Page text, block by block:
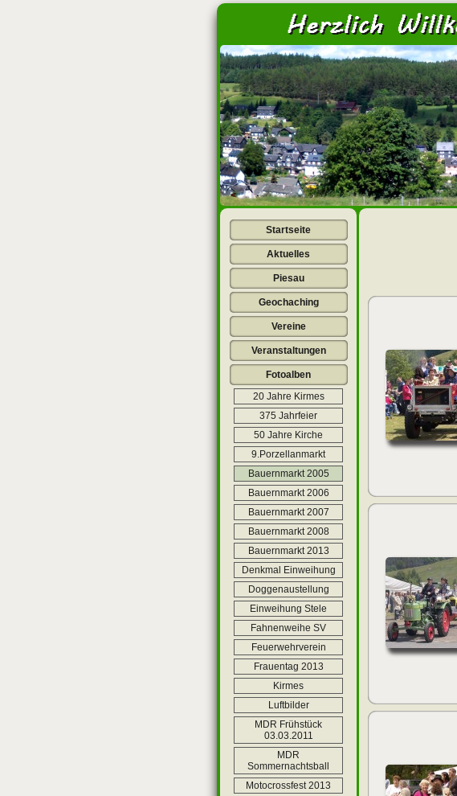
<
Startseite
Aktuelles
Piesau
Geochaching
Vereine
Veranstaltungen
Fotoalben
20 Jahre Kirmes
375 Jahrfeier
50 Jahre Kirche
9.Porzellanmarkt
Bauernmarkt 2005
Bauernmarkt 2006
Bauernmarkt 2007
Bauernmarkt 2008
Bauernmarkt 2013
Denkmal Einweihung
Doggenaustellung
Einweihung Stele
Fahnenweihe SV
Feuerwehrverein
Frauentag 2013
Kirmes
Luftbilder
MDR Frühstück
03.03.2011
MDR
Sommernachtsball
Motocrossfest 2013